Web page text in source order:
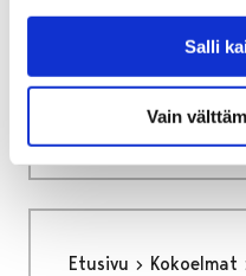
Salli
Vain
Näyttelyt
Etusivu Kokoelmat